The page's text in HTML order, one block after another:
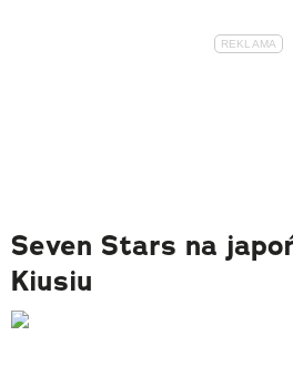
Seven Stars na
Kiusiu